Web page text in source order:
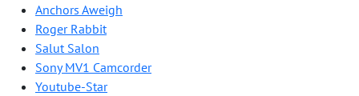
Anchors Aweigh
Roger Rabbit
Salut Salon
Sony MV1 Camcorder
Youtube-Star